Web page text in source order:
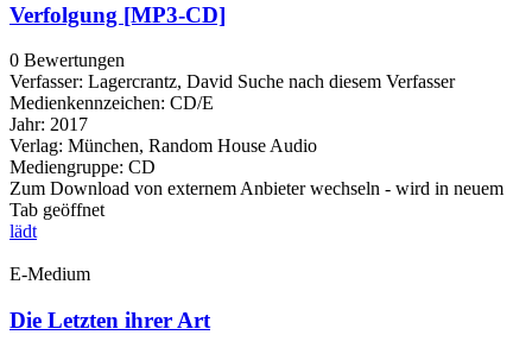
Verfolgung [MP3-CD]
0 Bewertungen
Verfasser: Lagercrantz, David Suche nach diesem Verfasser
Medienkennzeichen: CD/E
Jahr: 2017
Verlag: München, Random House Audio
Mediengruppe: CD
Zum Download von externem Anbieter wechseln - wird in neuem
Tab geöffnet
lädt
E-Medium
Die Letzten ihrer Art